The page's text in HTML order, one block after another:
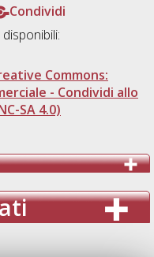
Condividi
Commons:
- Condividi allo
SA 4.0)